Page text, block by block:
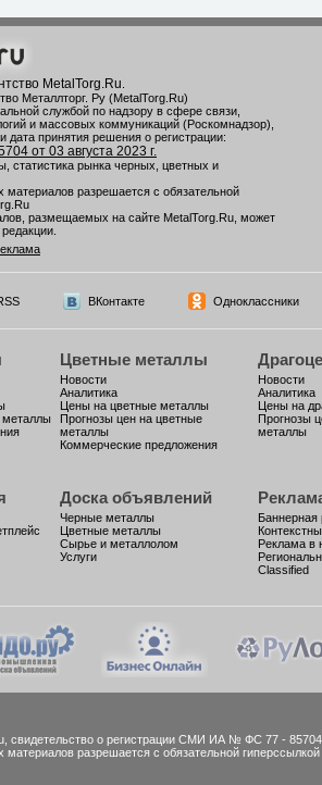
MetalTorg.Ru
Металлторг. Ру (MetalTorg.Ru)
службой по надзору в сфере связи,
и массовых коммуникаций (Роскомнадзор),
дата принятия решения о регистрации:
от 03 августа 2023 г.
статистика рынка черных, цветных и
материалов разрешается с обязательной
размещаемых на сайте MetalTorg.Ru, может
ВКонтакте Одноклассники
металлы
Цветные металлы
Новости
Аналитика
Цены на цветные металлы
Прогнозы цен на цветные
металлы
Коммерческие предложения
Новости
Аналитика
Цены на
Прогнозы
металлы
Доска объявлений
Черные металлы
Цветные металлы
Сырье и металлолом
Услуги
Баннерная
Реклама в
Classified
cвидетельство о регистрации СМИ ИА № ФС 77 - 85704
материалов разрешается с обязательной гиперссылкой